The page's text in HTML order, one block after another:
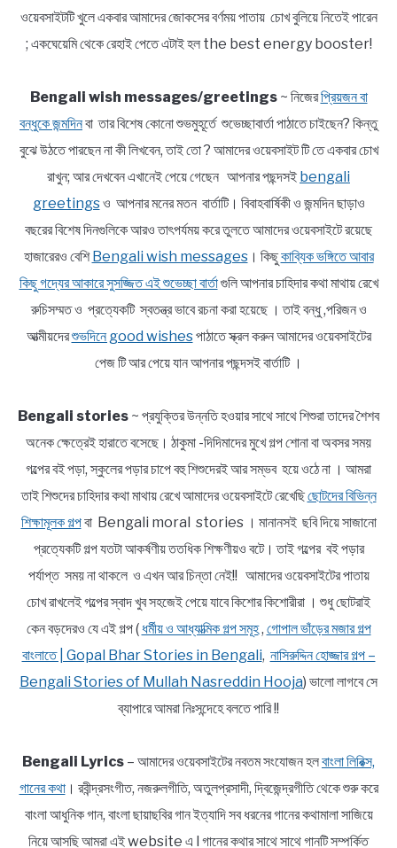
ওয়েবসাইটটি খুলে একবার আমাদের জোকসের বর্ণময় পাতায় চোখ বুলিয়ে নিতেই পারেন
; একঘেয়েমি থেকে রেহাই পেতে এটাই হল the best energy booster!
Bengali wish messages/greetings~ নিজেরপ্রিয়জন বা
বন্ধুকে জন্মদিনবা তার বিশেষ কোনো শুভমুহূর্তে শুভেচ্ছাবার্তা পাঠাতে চাইছেন? কিন্তু
বুঝে উঠতে পারছেন না কী লিখবেন, তাই তো ? আমাদের ওয়েবসাইট টি তে একবার চোখ
রাখুন; আর দেখবেন এখানেই পেয়ে গেছেন আপনার পছন্দসই bengali
greetingsও আপনার মনের মতন বার্তাটি। বিবাহবার্ষিকী ও জন্মদিন ছাড়াও
বছরের বিশেষ দিনগুলিকে আরও তাৎপর্যময় করে তুলতে আমাদের ওয়েবসাইটে রয়েছে
হাজারেরও বেশিBengali wish messages। কিছুকাব্যিক ভঙ্গিতে আবার
কিছু গদ্যের আকারে সুসজ্জিত এই শুভেচ্ছা বার্তাগুলি আপনার চাহিদার কথা মাথায় রেখে
রুচিসম্মত ও প্রত্যেকটি স্বতন্ত্র ভাবে রচনা করা হয়েছে । তাই বন্ধু ,পরিজন ও
আত্মীয়দেরশুভদিনে good wishesপাঠাতে স্ক্রল করুন আমাদের ওয়েবসাইটের
পেজ টি আর পেয়ে যান আপনার পছন্দসই বার্তাটি ।
Bengali stories ~ প্রযুক্তির উন্নতি হওয়ার সাথে সাথে শিশুরা তাদের শৈশব
অনেক ক্ষেত্রেই হারাতে বসেছে। ঠাকুমা -দিদিমাদের মুখে গল্প শোনা বা অবসর সময়
গল্পের বই পড়া, স্কুলের পড়ার চাপে বহু শিশুদেরই আর সম্ভব হয়ে ওঠে না । আমরা
তাই শিশুদের চাহিদার কথা মাথায় রেখে আমাদের ওয়েবসাইটে রেখেছিছোটদের বিভিন্ন
শিক্ষামূলক গল্পবা Bengali moral stories । মানানসই ছবি দিয়ে সাজানো
প্রত্যেকটি গল্প যতটা আকর্ষণীয় ততধিক শিক্ষণীয়ও বটে। তাই গল্পের বই পড়ার
পর্যাপ্ত সময় না থাকলে ও এখন আর চিন্তা নেই!! আমাদের ওয়েবসাইটের পাতায়
চোখ রাখলেই গল্পের স্বাদ খুব সহজেই পেয়ে যাবে কিশোর কিশোরীরা । শুধু ছোটরাই
কেন বড়দেরও যে এই গল্প ( ধর্মীয় ও আধ্যাত্মিক গল্প সমূহ, গোপাল ভাঁড়ের মজার গল্প
বাংলাতে | Gopal Bhar Stories in Bengali, নাসিরুদ্দিন হোজ্জার গল্প –
Bengali Stories of Mullah Nasreddin Hooja) ভালো লাগবে সে
ব্যাপারে আমরা নিঃসন্দেহে বলতে পারি !!
Bengali Lyrics – আমাদের ওয়েবসাইটের নবতম সংযোজন হলবাংলা লিরিক্স,
গানের কথা। রবীন্দ্রসংগীত, নজরুলগীতি, অতুলপ্রসাদী, দ্বিজেন্দ্রগীতি থেকে শুরু করে
বাংলা আধুনিক গান, বাংলা ছায়াছবির গান ইত্যাদি সব ধরনের গানের কথামালা সাজিয়ে
নিয়ে আসছি আমরা এই website এ l গানের কথার সাথে সাথে গানটি সম্পর্কিত